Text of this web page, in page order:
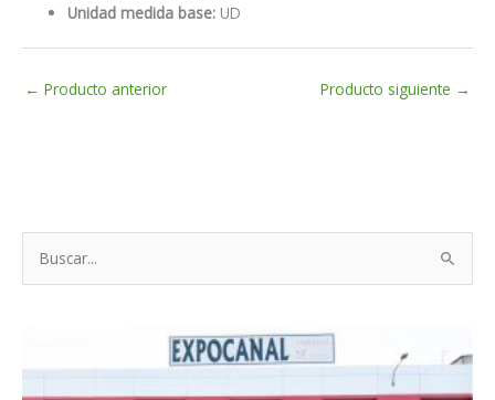
Unidad medida base: UD
← Producto anterior Producto siguiente →
a
r